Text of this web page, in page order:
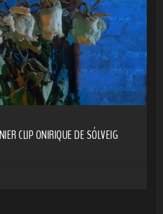
CLIP ONIRIQUE DE SÓLVEIG